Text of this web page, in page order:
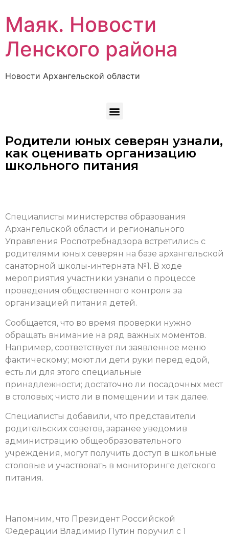
Маяк. Новости
Ленского района
Новости Архангельской области
Родители юных северян узнали,
как оценивать организацию
школьного питания
Специалисты министерства образования
Архангельской области и регионального
Управления Роспотребнадзора встретились с
родителями юных северян на базе архангельской
санаторной школы-интерната №1. В ходе
мероприятия участники узнали о процессе
проведения общественного контроля за
организацией питания детей.
Сообщается, что во время проверки нужно
обращать внимание на ряд важных моментов.
Например, соответствует ли заявленное меню
фактическому; моют ли дети руки перед едой,
есть ли для этого специальные
принадлежности; достаточно ли посадочных мест
в столовых; чисто ли в помещении и так далее.
Специалисты добавили, что представители
родительских советов, заранее уведомив
администрацию общеобразовательного
учреждения, могут получить доступ в школьные
столовые и участвовать в мониторинге детского
питания.
Напомним, что Президент Российской
Федерации Владимир Путин поручил с 1